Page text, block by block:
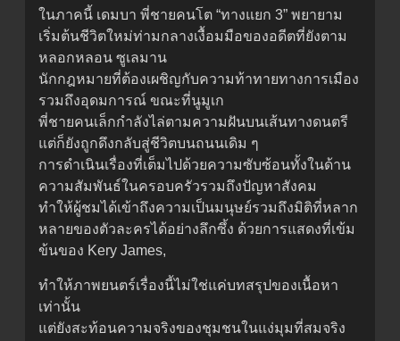
ในภาคนี้ เดมบา พี่ชายคนโต “ทางแยก 3” พยายาม
เริ่มต้นชีวิตใหม่ท่ามกลางเงื้อมมือของอดีตที่ยังตาม
หลอกหลอน ซูเลมาน
นักกฎหมายที่ต้องเผชิญกับความท้าทายทางการเมือง
รวมถึงอุดมการณ์ ขณะที่นูมูเก
พี่ชายคนเล็กกำลังไล่ตามความฝันบนเส้นทางดนตรี
แต่ก็ยังถูกดึงกลับสู่ชีวิตบนถนนเดิม ๆ
การดำเนินเรื่องที่เต็มไปด้วยความซับซ้อนทั้งในด้าน
ความสัมพันธ์ในครอบครัวรวมถึงปัญหาสังคม
ทำให้ผู้ชมได้เข้าถึงความเป็นมนุษย์รวมถึงมิติที่หลาก
หลายของตัวละครได้อย่างลึกซึ้ง ด้วยการแสดงที่เข้ม
ข้นของ Kery James,
ทำให้ภาพยนตร์เรื่องนี้ไม่ใช่แค่บทสรุปของเนื้อหา
เท่านั้น
แต่ยังสะท้อนความจริงของชุมชนในแง่มุมที่สมจริง